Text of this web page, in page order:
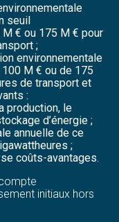
seuil
€ ou 175 M € pour
;
environnementale
M € ou de 175
de transport et
:
production, le
d’énergie ;
annuelle de ce
;
coûts-avantages.
initiaux hors